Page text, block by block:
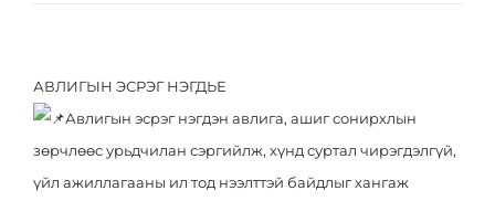
Бүтэц зохион байгуулалт
Алба, хэлтэс
Видео
Үйл ажиллагааны ил тод
Хүний нөөцийн ил тод
Зөвлөгөө
Эрүүл идэвхтэй амьдрал
Холбоо барих
АВЛИГЫН ЭСРЭГ НЭГДЬЕ
Авлигын эсрэг нэгдэн авлига, ашиг сонирхлын
зөрчлөөс урьдчилан сэргийлж, хүнд суртал чирэгдэлгүй,
үйл ажиллагааны ил тод нээлттэй байдлыг хангаж